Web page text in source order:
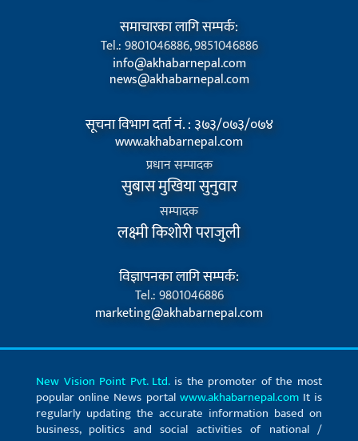
समाचारका लागि सम्पर्क:
Tel.: 9801046886, 9851046886
info@akhabarnepal.com
news@akhabarnepal.com
सूचना विभाग दर्ता नं. : ३७३/०७३/०७४
www.akhabarnepal.com
प्रधान सम्पादक
सुबास मुखिया सुनुवार
सम्पादक
लक्ष्मी किशोरी पराजुली
विज्ञापनका लागि सम्पर्क:
Tel.: 9801046886
marketing@akhabarnepal.com
New Vision Point Pvt. Ltd.is the promoter of the most
popular online News portal www.akhabarnepal.comIt is
regularly updating the accurate information based on
business, politics and social activities of national /